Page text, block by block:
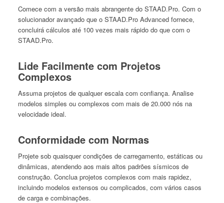
Comece com a versão mais abrangente do STAAD.Pro. Com o
solucionador avançado que o STAAD.Pro Advanced fornece,
concluirá cálculos até 100 vezes mais rápido do que com o
STAAD.Pro.
Lide Facilmente com Projetos
Complexos
Assuma projetos de qualquer escala com confiança. Analise
modelos simples ou complexos com mais de 20.000 nós na
velocidade ideal.
Conformidade com Normas
Projete sob quaisquer condições de carregamento, estáticas ou
dinâmicas, atendendo aos mais altos padrões sísmicos de
construção. Conclua projetos complexos com mais rapidez,
incluindo modelos extensos ou complicados, com vários casos
de carga e combinações.